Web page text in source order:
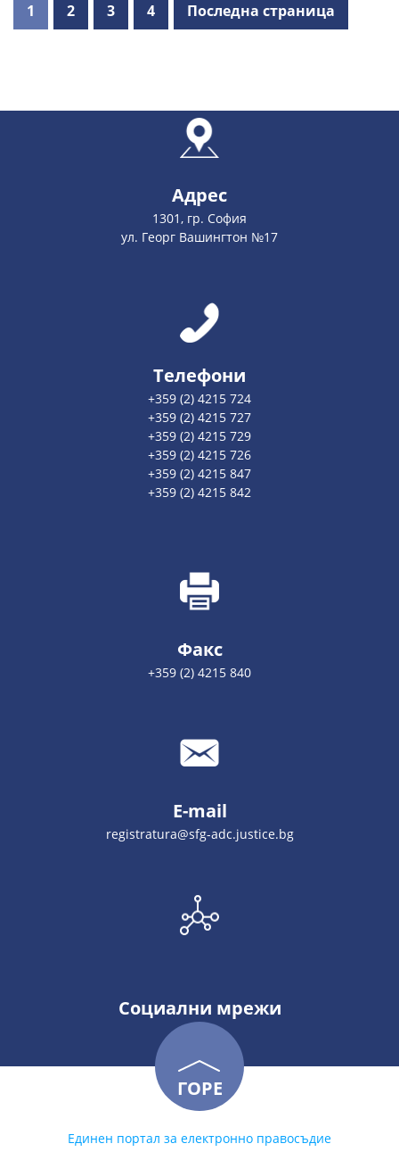
1 2 3 4 Последна страница
Адрес
1301, гр. София
ул. Георг Вашингтон №17
Телефони
+359 (2) 4215 724
+359 (2) 4215 727
+359 (2) 4215 729
+359 (2) 4215 726
+359 (2) 4215 847
+359 (2) 4215 842
Факс
+359 (2) 4215 840
E-mail
registratura@sfg-adc.justice.bg
Социални мрежи
ГОРЕ
Единен портал за електронно правосъдие